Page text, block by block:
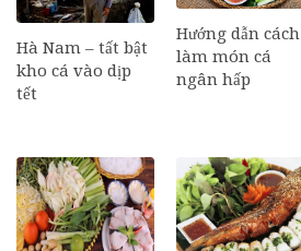
Hà Nam – tất bật
kho cá vào dịp
tết
Hướng dẫn cách
làm món cá
ngân hấp